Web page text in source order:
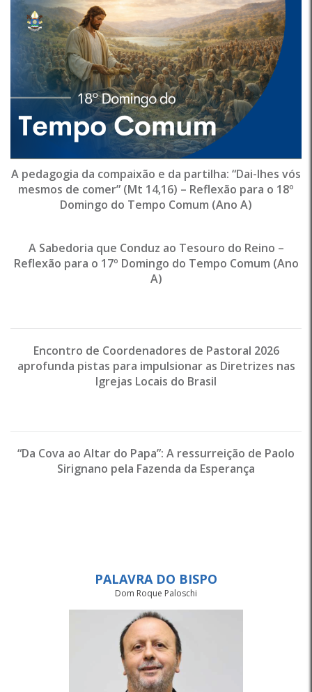
A pedagogia da compaixão e da partilha: “Dai-lhes vós
mesmos de comer” (Mt 14,16) – Reflexão para o 18º
Domingo do Tempo Comum (Ano A)
A Sabedoria que Conduz ao Tesouro do Reino –
Reflexão para o 17º Domingo do Tempo Comum (Ano
A)
Encontro de Coordenadores de Pastoral 2026
aprofunda pistas para impulsionar as Diretrizes nas
Igrejas Locais do Brasil
“Da Cova ao Altar do Papa”: A ressurreição de Paolo
Sirignano pela Fazenda da Esperança
PALAVRA DO BISPO
Dom Roque Paloschi